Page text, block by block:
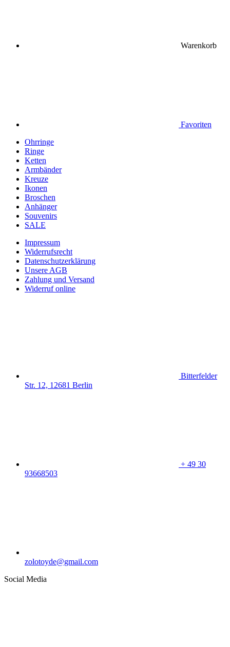
Warenkorb
Favoriten
Ohrringe
Ringe
Ketten
Armbänder
Kreuze
Ikonen
Broschen
Anhänger
Souvenirs
SALE
Impressum
Widerrufsrecht
Datenschutzerklärung
Unsere AGB
Zahlung und Versand
Widerruf online
Bitterfelder
Str. 12, 12681 Berlin
+ 49 30
93668503
zolotoyde@gmail.com
Social Media